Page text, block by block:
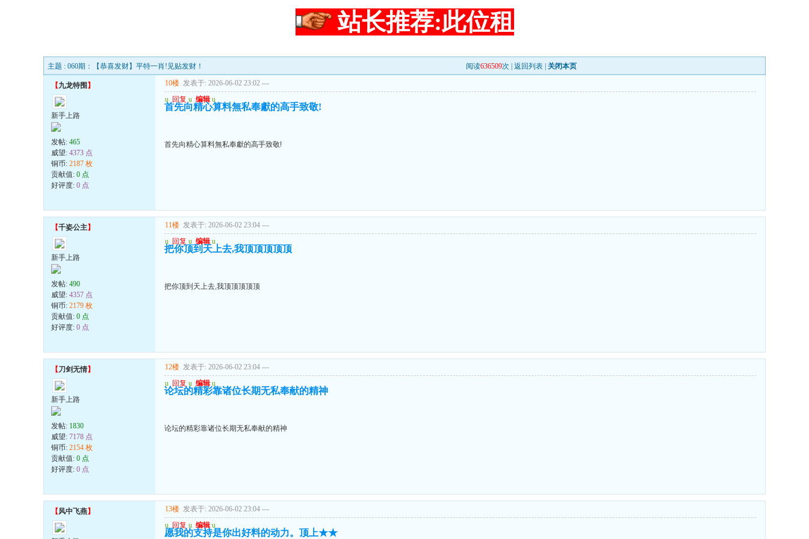
站长推荐:此位租
主题 : 060期：【恭喜发财】平特一肖!见贴发财！ 阅读636509次 | 返回列表 关闭本页
【九龙特围 】
新手上路
发帖: 465
威望: 4373 点
铜币: 2187 枚
贡献值: 0 点
好评度: 0 点
10楼 发表于: 2026-06-02 23:02 ---
u 回复 u 编辑 u
首先向精心算料無私奉獻的高手致敬!
首先向精心算料無私奉獻的高手致敬!
【千姿公主】
新手上路
发帖: 490
威望: 4357 点
铜币: 2179 枚
贡献值: 0 点
好评度: 0 点
11楼 发表于: 2026-06-02 23:04 ---
u 回复 u 编辑 u
把你顶到天上去,我顶顶顶顶顶
把你顶到天上去,我顶顶顶顶顶
【刀剑无情】
新手上路
发帖: 1830
威望: 7178 点
铜币: 2154 枚
贡献值: 0 点
好评度: 0 点
12楼 发表于: 2026-06-02 23:04 ---
u 回复 u 编辑 u
论坛的精彩靠诸位长期无私奉献的精神
论坛的精彩靠诸位长期无私奉献的精神
【风中飞燕】 13楼 发表于: 2026-06-02 23:04 ---
u 回复 u 编辑 u
愿我的支持是你出好料的动力。顶上★★